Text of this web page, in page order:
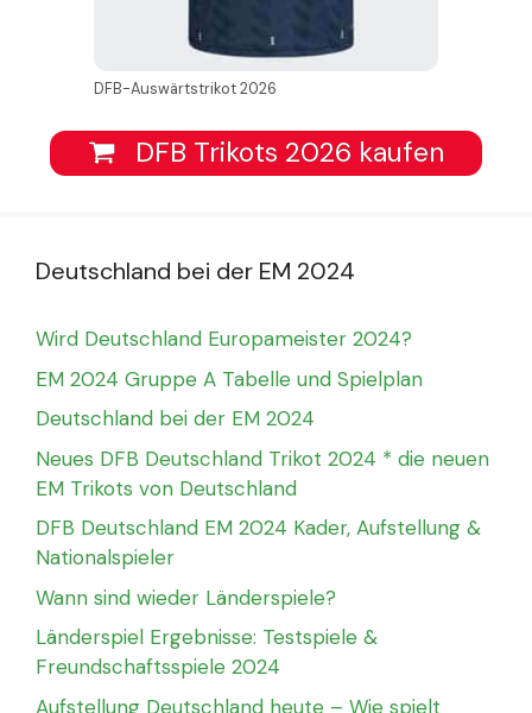
DFB-Auswärtstrikot 2026
DFB Trikots 2026 kaufen
Deutschland bei der EM 2024
Wird Deutschland Europameister 2024?
EM 2024 Gruppe A Tabelle und Spielplan
Deutschland bei der EM 2024
Neues DFB Deutschland Trikot 2024 * die neuen
EM Trikots von Deutschland
DFB Deutschland EM 2024 Kader, Aufstellung &
Nationalspieler
Wann sind wieder Länderspiele?
Länderspiel Ergebnisse: Testspiele &
Freundschaftsspiele 2024
Aufstellung Deutschland heute – Wie spielt